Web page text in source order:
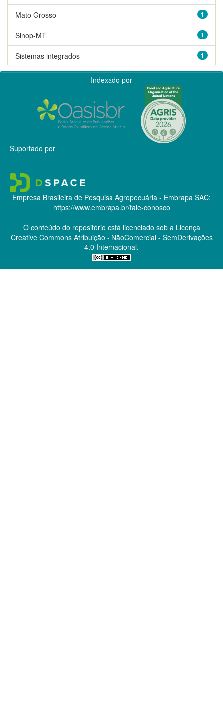
1
Mato Grosso
1
Sinop-MT
1
Sistemas integrados
Indexado por
Suportado por
Empresa Brasileira de Pesquisa Agropecuária - Embrapa SAC:
https://www.embrapa.br/fale-conosco
O conteúdo do repositório está licenciado sob a Licença
Creative CommonsAtribuição - NãoComercial - SemDerivações
4.0 Internacional.